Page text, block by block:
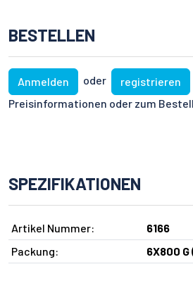
BESTELLEN
Anmelden oder registrieren
Preisinformationen oder zum
SPEZIFIKATIONEN
Artikel Nummer:
6166
Packung:
6X800